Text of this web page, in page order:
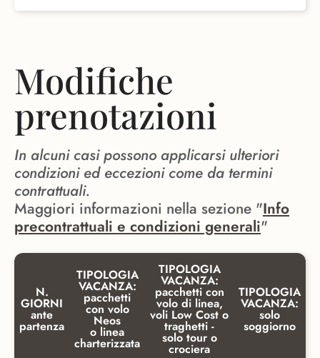
Modifiche
prenotazioni
In alcuni casi possono applicarsi ulteriori
condizioni ed eccezioni come da termini
contrattuali.
Maggiori informazioni nella sezione "Info
precontrattuali e condizioni generali"
N.
GIORNI
ante
partenza
TIPOLOGIA
VACANZA:
pacchetti
con volo
Neos
o linea
charterizzata
TIPOLOGIA
VACANZA:
pacchetti con
volo di linea,
voli Low Cost o
traghetti -
solo tour o
crociera
TIPOLOGIA
VACANZA:
solo
soggiorno